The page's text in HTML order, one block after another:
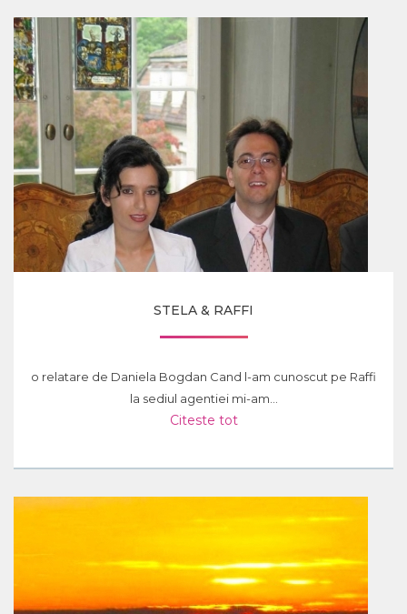
STELA & RAFFI
o relatare de Daniela Bogdan Cand l-am cunoscut pe Raffi
la sediul agentiei mi-am...
Citeste tot